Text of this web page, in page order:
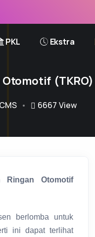
PKL Ekstra
(TKRO)
6667 View
Ringan Otomotif
berlomba untuk
ini dapat terlihat